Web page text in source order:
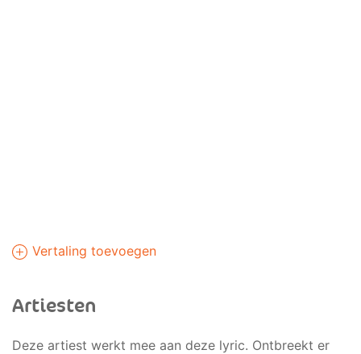
Vertaling toevoegen
Artiesten
Deze artiest werkt mee aan deze lyric. Ontbreekt er